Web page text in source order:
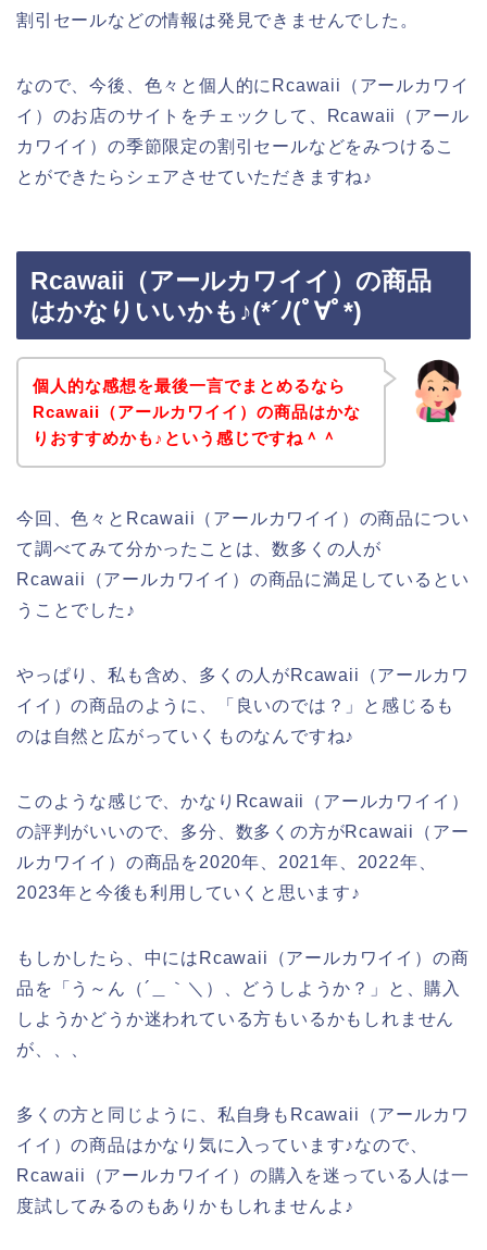
割引セールなどの情報は発見できませんでした。
なので、今後、色々と個人的にRcawaii（アールカワイ
イ）のお店のサイトをチェックして、Rcawaii（アール
カワイイ）の季節限定の割引セールなどをみつけるこ
とができたらシェアさせていただきますね♪
Rcawaii（アールカワイイ）の商品
はかなりいいかも♪(*´ﾉ(ﾟ∀ﾟ*)
個人的な感想を最後一言でまとめるなら
Rcawaii（アールカワイイ）の商品はかな
りおすすめかも♪という感じですね＾＾
今回、色々とRcawaii（アールカワイイ）の商品につい
て調べてみて分かったことは、数多くの人が
Rcawaii（アールカワイイ）の商品に満足しているとい
うことでした♪
やっぱり、私も含め、多くの人がRcawaii（アールカワ
イイ）の商品のように、「良いのでは？」と感じるも
のは自然と広がっていくものなんですね♪
このような感じで、かなりRcawaii（アールカワイイ）
の評判がいいので、多分、数多くの方がRcawaii（アー
ルカワイイ）の商品を2020年、2021年、2022年、
2023年と今後も利用していくと思います♪
もしかしたら、中にはRcawaii（アールカワイイ）の商
品を「う～ん（´＿｀＼）、どうしようか？」と、購入
しようかどうか迷われている方もいるかもしれません
が、、、
多くの方と同じように、私自身もRcawaii（アールカワ
イイ）の商品はかなり気に入っています♪なので、
Rcawaii（アールカワイイ）の購入を迷っている人は一
度試してみるのもありかもしれませんよ♪